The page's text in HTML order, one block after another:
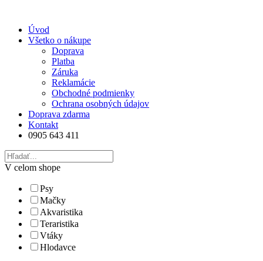
Úvod
Všetko o nákupe
Doprava
Platba
Záruka
Reklamácie
Obchodné podmienky
Ochrana osobných údajov
Doprava zdarma
Kontakt
0905 643 411
V celom shope
Psy
Mačky
Akvaristika
Teraristika
Vtáky
Hlodavce